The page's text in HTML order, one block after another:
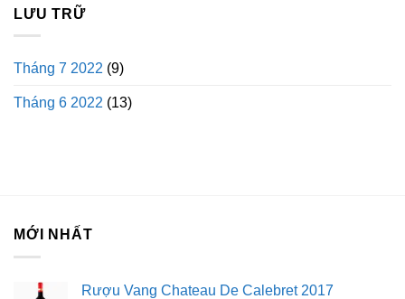
LƯU TRỮ
Tháng 7 2022 (9)
Tháng 6 2022 (13)
MỚI NHẤT
Rượu Vang Chateau De Calebret 2017